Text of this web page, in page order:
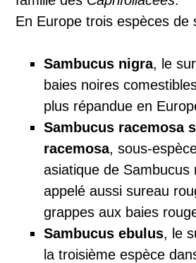
En Europe trois espèces de
Sambucus nigra, le
baies noires
plus répandue en
Sambucus racemosa
racemosa, sous-
asiatique de Sambucus
appelé aussi sureau
grappes aux baies
Sambucus ebulus, le
la troisième espèce